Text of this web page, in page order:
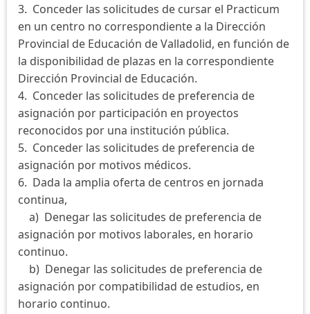
3. Conceder las solicitudes de cursar el Practicum
en un centro no correspondiente a la Dirección
Provincial de Educación de Valladolid, en función de
la disponibilidad de plazas en la correspondiente
Dirección Provincial de Educación.
4. Conceder las solicitudes de preferencia de
asignación por participación en proyectos
reconocidos por una institución pública.
5. Conceder las solicitudes de preferencia de
asignación por motivos médicos.
6. Dada la amplia oferta de centros en jornada
continua,
a) Denegar las solicitudes de preferencia de
asignación por motivos laborales, en horario
continuo.
b) Denegar las solicitudes de preferencia de
asignación por compatibilidad de estudios, en
horario continuo.